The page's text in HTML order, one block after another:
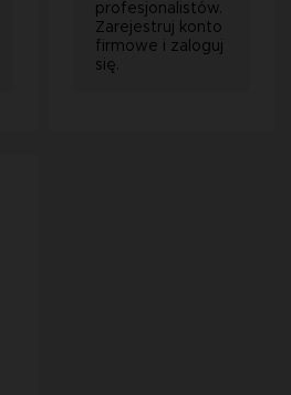
profesjonalistów.
Zarejestruj konto
firmowe i zaloguj
się.